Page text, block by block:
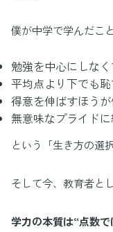
僕が中学で学んだこと
勉強を中心にしな
平均点より下でも
得意を伸ばすほう
無意味なプライド
という「生き方の選
そして今、教育者と
学力の本質は“点数で